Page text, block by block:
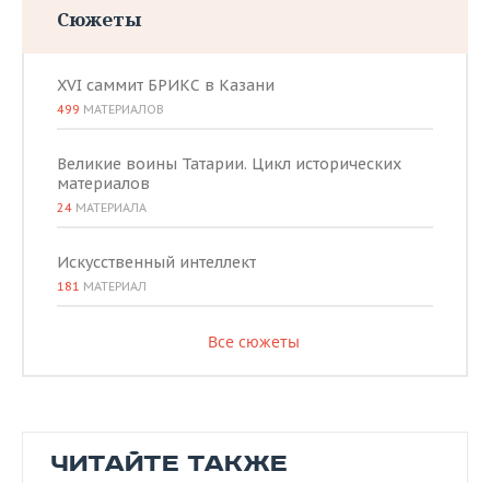
Сюжеты
XVI саммит БРИКС в Казани
499 МАТЕРИАЛОВ
Великие воины Татарии. Цикл исторических
материалов
24 МАТЕРИАЛА
Искусственный интеллект
181 МАТЕРИАЛ
Все сюжеты
ЧИТАЙТЕ ТАКЖЕ